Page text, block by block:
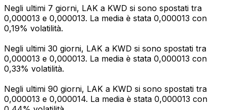
Negli ultimi 7 giorni, LAK a KWD si sono spostati tra
0,000013 e 0,000013. La media è stata 0,000013 con
0,19% volatilità.
Negli ultimi 30 giorni, LAK a KWD si sono spostati tra
0,000013 e 0,000013. La media è stata 0,000013 con
0,33% volatilità.
Negli ultimi 90 giorni, LAK a KWD si sono spostati tra
0,000013 e 0,000014. La media è stata 0,000013 con